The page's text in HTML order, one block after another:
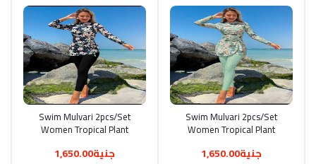
أضف إلى السلة
Swim Mulvari 2pcs/Set
Women Tropical Plant
Sleeve Casual Beach
جنية1,650.00
أضف إلى السلة
Swim Mulvari 2pcs/Set
Women Tropical Plant
Sleeve Casual Beach
جنية1,650.00